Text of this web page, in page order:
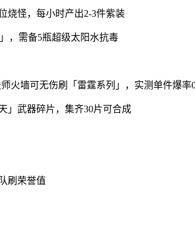
烧怪，每小时产出2-3件紫装
，需备5瓶超级太阳水抗毒
火墙可无伤刷「雷霆系列」，实测单件爆率
」武器碎片，集齐30片可合成
刷荣誉值